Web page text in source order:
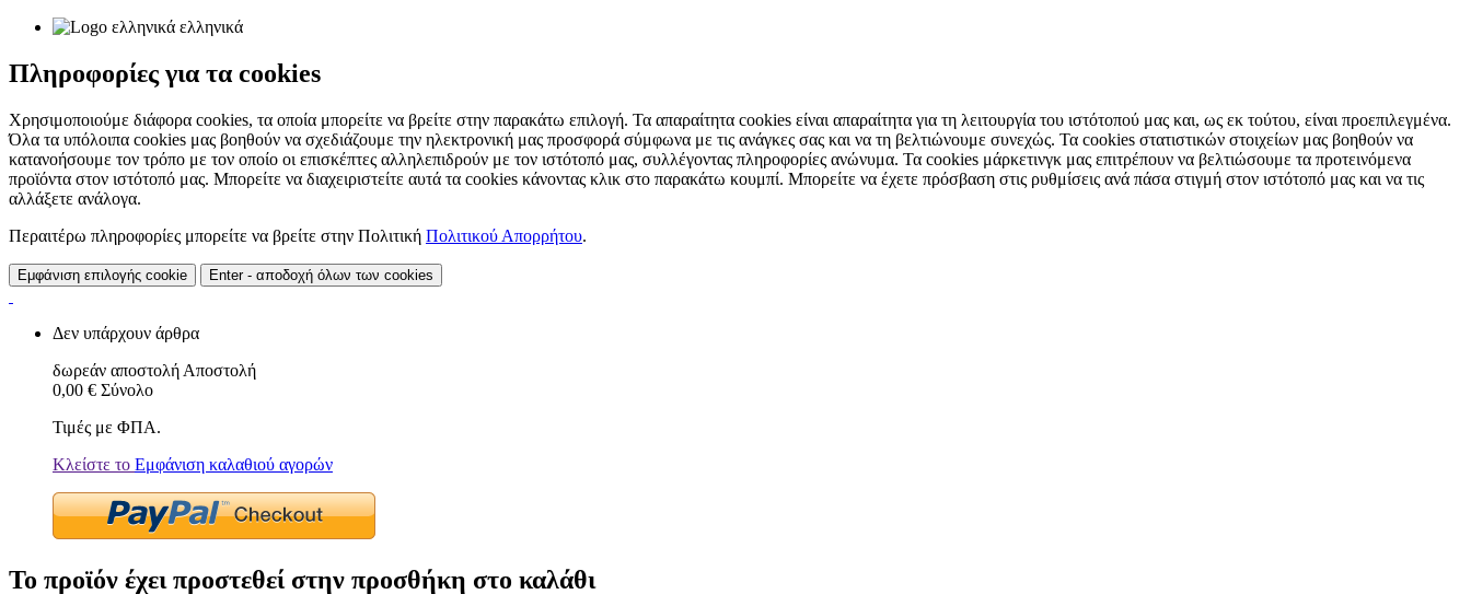
ελληνικά
Πληροφορίες για τα cookies
Χρησιμοποιούμε διάφορα cookies, τα οποία μπορείτε να βρείτε στην παρακάτω επιλογή. Τα απαραίτητα cookies είναι απαραίτητα για τη λειτουργία του ιστότοπού μας και, ως εκ τούτου, είναι προεπιλεγμένα.
Όλα τα υπόλοιπα cookies μας βοηθούν να σχεδιάζουμε την ηλεκτρονική μας προσφορά σύμφωνα με τις ανάγκες σας και να τη βελτιώνουμε συνεχώς. Τα cookies στατιστικών στοιχείων μας βοηθούν να
κατανοήσουμε τον τρόπο με τον οποίο οι επισκέπτες αλληλεπιδρούν με τον ιστότοπό μας, συλλέγοντας πληροφορίες ανώνυμα. Τα cookies μάρκετινγκ μας επιτρέπουν να βελτιώσουμε τα προτεινόμενα
προϊόντα στον ιστότοπό μας. Μπορείτε να διαχειριστείτε αυτά τα cookies κάνοντας κλικ στο παρακάτω κουμπί. Μπορείτε να έχετε πρόσβαση στις ρυθμίσεις ανά πάσα στιγμή στον ιστότοπό μας και να τις
αλλάξετε ανάλογα.
Περαιτέρω πληροφορίες μπορείτε να βρείτε στην Πολιτική Πολιτικού Απορρήτου.
Εμφάνιση επιλογής cookie Enter - αποδοχή όλων των cookies
Δεν υπάρχουν άρθρα
δωρεάν αποστολή Αποστολή
0,00 € Σύνολο
Τιμές με ΦΠΑ.
Κλείστε το Εμφάνιση καλαθιού αγορών
Το προϊόν έχει προστεθεί στην προσθήκη στο καλάθι